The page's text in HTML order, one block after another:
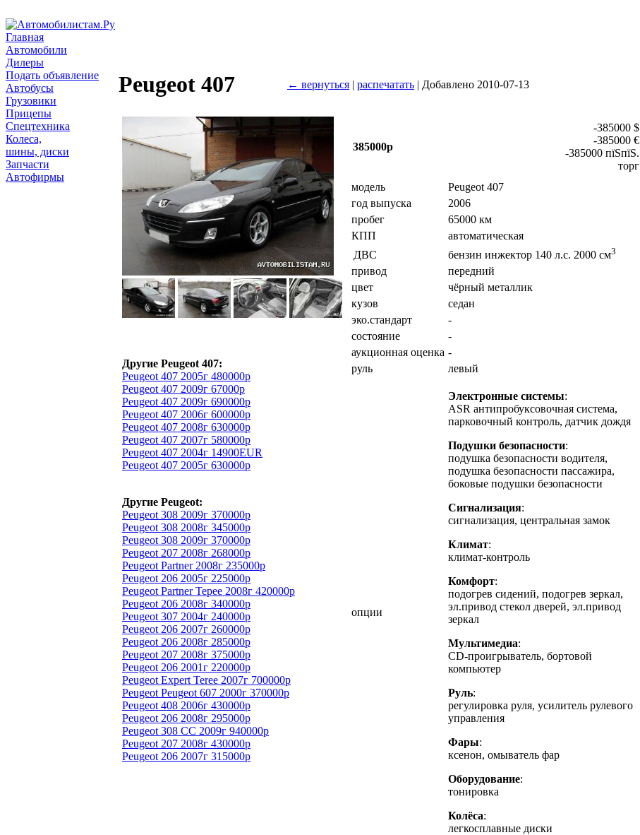
Главная
Автомобили
Дилеры
Подать объявление
Автобусы
Грузовики
Прицепы
Спецтехника
Колеса,
шины, диски
Запчасти
Автофирмы
Peugeot 407 ← вернуться | распечатать | Добавлено 2010-07-13
Другие Peugeot 407:
Peugeot 407 2005г 480000р
Peugeot 407 2009г 67000р
Peugeot 407 2009г 690000р
Peugeot 407 2006г 600000р
Peugeot 407 2008г 630000р
Peugeot 407 2007г 580000р
Peugeot 407 2004г 14900EUR
Peugeot 407 2005г 630000р
Другие Peugeot:
Peugeot 308 2009г 370000р
Peugeot 308 2008г 345000р
Peugeot 308 2009г 370000р
Peugeot 207 2008г 268000р
Peugeot Partner 2008г 235000р
Peugeot 206 2005г 225000р
Peugeot Partner Tepee 2008г 420000р
Peugeot 206 2008г 340000р
Peugeot 307 2004г 240000р
Peugeot 206 2007г 260000р
Peugeot 206 2008г 285000р
Peugeot 207 2008г 375000р
Peugeot 206 2001г 220000р
Peugeot Expert Teree 2007г 700000р
Peugeot Peugeot 607 2000г 370000р
Peugeot 408 2006г 430000р
Peugeot 206 2008г 295000р
Peugeot 308 СС 2009г 940000р
Peugeot 207 2008г 430000р
Peugeot 206 2007г 315000р
385000р
-385000 $
-385000 €
-385000 пїЅпїЅ.
торг
модель
Peugeot 407
год выпуска
2006
пробег
65000 км
КПП
автоматическая
ДВС
бензин инжектор 140 л.с. 2000 см3
привод
передний
цвет
чёрный металлик
кузов
седан
эко.стандарт
-
состояние
-
аукционная оценка -
руль
левый
опции
Электронные системы:
ASR антипробуксовочная система,
парковочный контроль, датчик дождя
Подушки безопасности:
подушка безопасности водителя,
подушка безопасности пассажира,
боковые подушки безопасности
Сигнализация:
сигнализация, центральная замок
Климат:
климат-контроль
Комфорт:
подогрев сидений, подогрев зеркал,
эл.привод стекол дверей, эл.привод
зеркал
Мультимедиа:
CD-проигрыватель, бортовой
компьютер
Руль:
регулировка руля, усилитель рулевого
управления
Фары:
ксенон, омыватель фар
Оборудование:
тонировка
Колёса:
легкосплавные диски